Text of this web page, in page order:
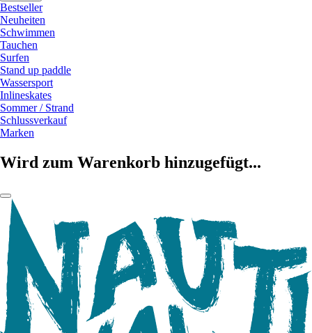
Bestseller
Neuheiten
Schwimmen
Tauchen
Surfen
Stand up paddle
Wassersport
Inlineskates
Sommer / Strand
Schlussverkauf
Marken
Wird zum Warenkorb hinzugefügt...